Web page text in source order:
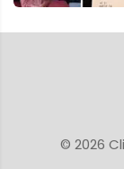
© 2026